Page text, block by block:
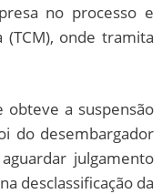
no processo e
onde tramita
obteve a suspensão
do desembargador
julgamento
desclassificação da